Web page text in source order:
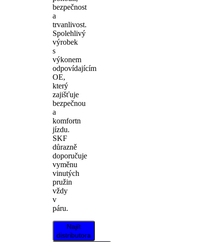
bezpečnost
a
trvanlivost.
Spolehlivý
výrobek
s
výkonem
odpovídajícím
OE,
který
zajišťuje
bezpečnou
a
komfortn
jízdu.
SKF
důrazně
doporučuje
vyměnu
vinutých
pružin
vždy
v
páru.
Najít
distributora